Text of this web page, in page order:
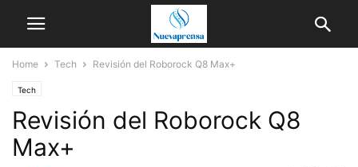
Home Tech Revisión del Roborock Q8 Max+
Tech
Revisión del Roborock Q8
Max+